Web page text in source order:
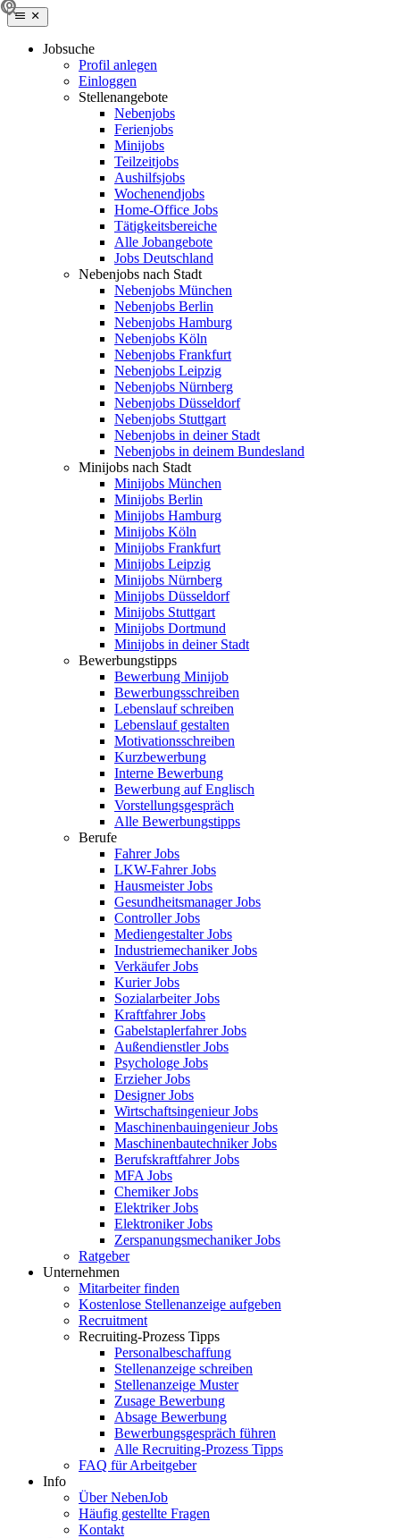
Jobsuche
Profil anlegen
Einloggen
Stellenangebote
Nebenjobs
Ferienjobs
Minijobs
Teilzeitjobs
Aushilfsjobs
Wochenendjobs
Home-Office Jobs
Tätigkeitsbereiche
Alle Jobangebote
Jobs Deutschland
Nebenjobs nach Stadt
Nebenjobs München
Nebenjobs Berlin
Nebenjobs Hamburg
Nebenjobs Köln
Nebenjobs Frankfurt
Nebenjobs Leipzig
Nebenjobs Nürnberg
Nebenjobs Düsseldorf
Nebenjobs Stuttgart
Nebenjobs in deiner Stadt
Nebenjobs in deinem Bundesland
Minijobs nach Stadt
Minijobs München
Minijobs Berlin
Minijobs Hamburg
Minijobs Köln
Minijobs Frankfurt
Minijobs Leipzig
Minijobs Nürnberg
Minijobs Düsseldorf
Minijobs Stuttgart
Minijobs Dortmund
Minijobs in deiner Stadt
Bewerbungstipps
Bewerbung Minijob
Bewerbungsschreiben
Lebenslauf schreiben
Lebenslauf gestalten
Motivationsschreiben
Kurzbewerbung
Interne Bewerbung
Bewerbung auf Englisch
Vorstellungsgespräch
Alle Bewerbungstipps
Berufe
Fahrer Jobs
LKW-Fahrer Jobs
Hausmeister Jobs
Gesundheitsmanager Jobs
Controller Jobs
Mediengestalter Jobs
Industriemechaniker Jobs
Verkäufer Jobs
Kurier Jobs
Sozialarbeiter Jobs
Kraftfahrer Jobs
Gabelstaplerfahrer Jobs
Außendienstler Jobs
Psychologe Jobs
Erzieher Jobs
Designer Jobs
Wirtschaftsingenieur Jobs
Maschinenbauingenieur Jobs
Maschinenbautechniker Jobs
Berufskraftfahrer Jobs
MFA Jobs
Chemiker Jobs
Elektriker Jobs
Elektroniker Jobs
Zerspanungsmechaniker Jobs
Ratgeber
Unternehmen
Mitarbeiter finden
Kostenlose Stellenanzeige aufgeben
Recruitment
Recruiting-Prozess Tipps
Personalbeschaffung
Stellenanzeige schreiben
Stellenanzeige Muster
Zusage Bewerbung
Absage Bewerbung
Bewerbungsgespräch führen
Alle Recruiting-Prozess Tipps
FAQ für Arbeitgeber
Info
Über NebenJob
Häufig gestellte Fragen
Kontakt